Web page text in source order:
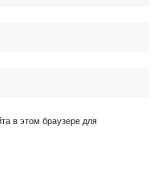
в этом браузере для